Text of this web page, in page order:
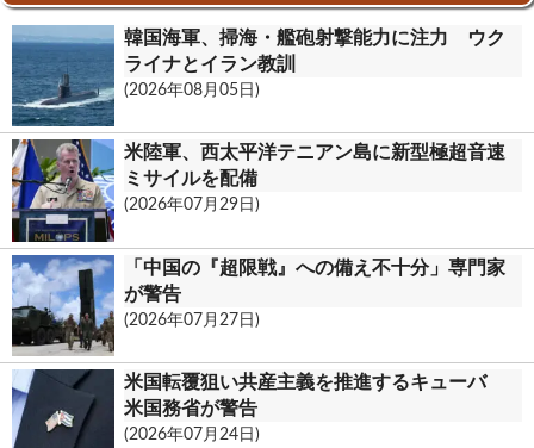
.
m
韓国海軍、掃海・艦砲射撃能力に注力 ウク
ライナとイラン教訓
(2026年08月05日)
米陸軍、西太平洋テニアン島に新型極超音速
ミサイルを配備
(2026年07月29日)
「中国の『超限戦』への備え不十分」専門家
が警告
(2026年07月27日)
米国転覆狙い共産主義を推進するキューバ
米国務省が警告
(2026年07月24日)